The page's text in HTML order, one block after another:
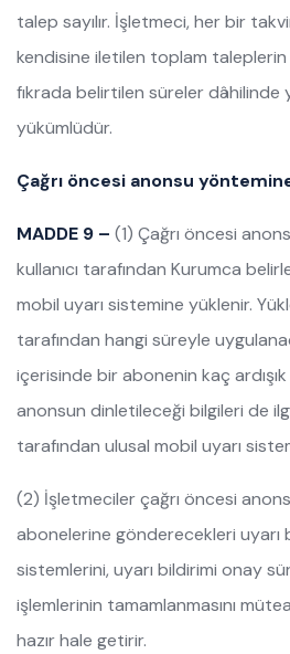
talep sayılır. İşletmeci, her bir
kendisine iletilen toplam taleplerin
fıkrada belirtilen süreler dâhilinde
yükümlüdür.
Çağrı öncesi anonsu
MADDE 9 – (1) Çağrı öncesi
kullanıcı tarafından Kurumca
mobil uyarı sistemine yüklenir.
tarafından hangi süreyle
içerisinde bir abonenin kaç
anonsun dinletileceği bilgileri de
tarafından ulusal mobil uyarı
(2) İşletmeciler çağrı öncesi
abonelerine gönderecekleri uyarı
sistemlerini, uyarı bildirimi onay
işlemlerinin tamamlanmasını
hazır hale getirir.